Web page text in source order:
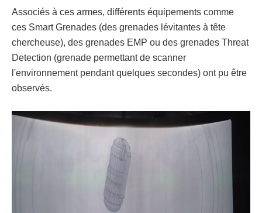
Associés à ces armes, différents équipements comme
ces Smart Grenades (des grenades lévitantes à tête
chercheuse), des grenades EMP ou des grenades Threat
Detection (grenade permettant de scanner
l'environnement pendant quelques secondes) ont pu être
observés.